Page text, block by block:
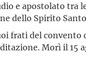
e apostolato tra
dello Spirito
frati del convento
Morì il 15